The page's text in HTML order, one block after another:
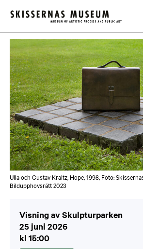
Kalender / Visning av Skulpturparken
Ulla och Gustav Kraitz, Hope, 1998, Foto:
Bildupphovsrätt 2023
Visning av Skulpturparken
25 juni 2026
kl 15:00